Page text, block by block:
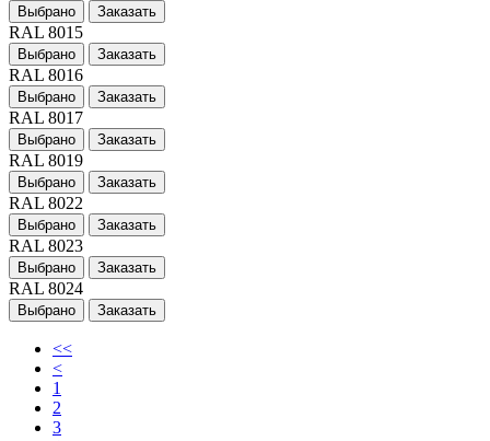
Выбрано Заказать
RAL 8015
Выбрано Заказать
RAL 8016
Выбрано Заказать
RAL 8017
Выбрано Заказать
RAL 8019
Выбрано Заказать
RAL 8022
Выбрано Заказать
RAL 8023
Выбрано Заказать
RAL 8024
Выбрано Заказать
<<
<
1
2
3